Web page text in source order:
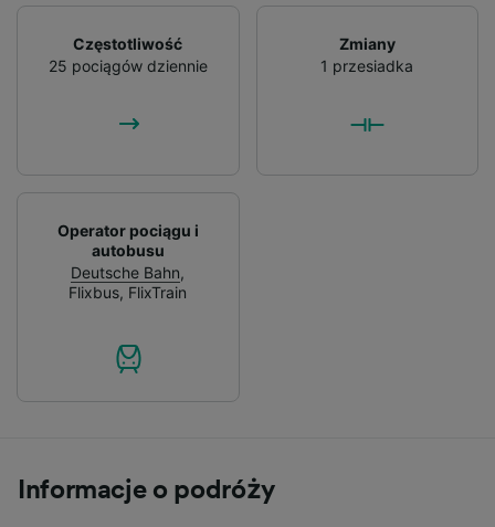
Częstotliwość
25 pociągów dziennie
Zmiany
1 przesiadka
Operator pociągu i
autobusu
Deutsche Bahn,
Flixbus, FlixTrain
Informacje o podróży